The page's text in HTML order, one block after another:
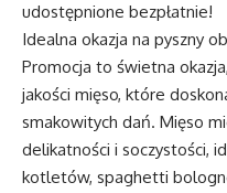
udostępnione bezpłatnie!
Idealna okazja na pyszny
Promocja to świetna
jakości mięso, które
smakowitych dań. Mięso
delikatności i soczystości,
kotletów, spaghetti